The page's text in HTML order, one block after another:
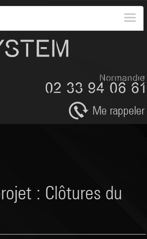
Me rappeler
: Clôtures du